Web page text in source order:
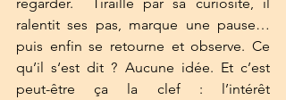
ralentit ses pas, marque une pause…
puis enfin se retourne et observe. Ce
qu’il s‘est dit ? Aucune idée. Et c’est
peut-être ça la clef : l’intérêt